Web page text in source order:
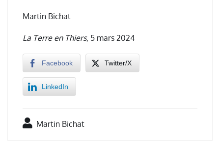
Martin Bichat
La Terre en Thiers, 5 mars 2024
Facebook Twitter/X
LinkedIn
Martin Bichat